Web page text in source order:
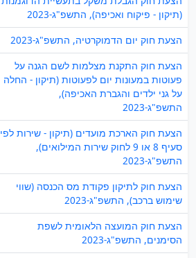
(תיקון - פיקוח ואכיפה), התשפ"ג-2023
הצעת חוק יום הדמוקרטיה, התשפ"ג-2023
הצעת חוק התקנת מצלמות לשם הגנה על
פעוטות במעונות יום לפעוטות (תיקון - החלה
על גני ילדים והגברת האכיפה),
התשפ"ג-2023
הצעת חוק הארכת מועדים (תיקון - שירות לפי
סעיף 8 או 9 לחוק שירות המילואים),
התשפ"ג-2023
הצעת חוק לתיקון פקודת מס הכנסה (שווי
שימוש ברכב), התשפ"ג-2023
הצעת חוק המועצה הלאומית לשפת
הסימנים, התשפ"ג-2023